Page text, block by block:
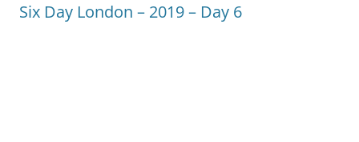
Six Day London – 2019 – Day 6